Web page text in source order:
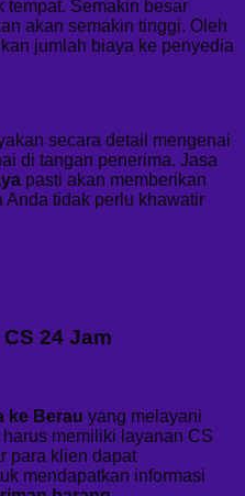
tempat. Semakin besar
akan semakin tinggi. Oleh
jumlah biaya ke penyedia
secara detail mengenai
di tangan penerima. Jasa
pasti akan memberikan
Anda tidak perlu khawatir
24 Jam
ke Berau yang melayani
memiliki layanan CS
para klien dapat
mendapatkan informasi